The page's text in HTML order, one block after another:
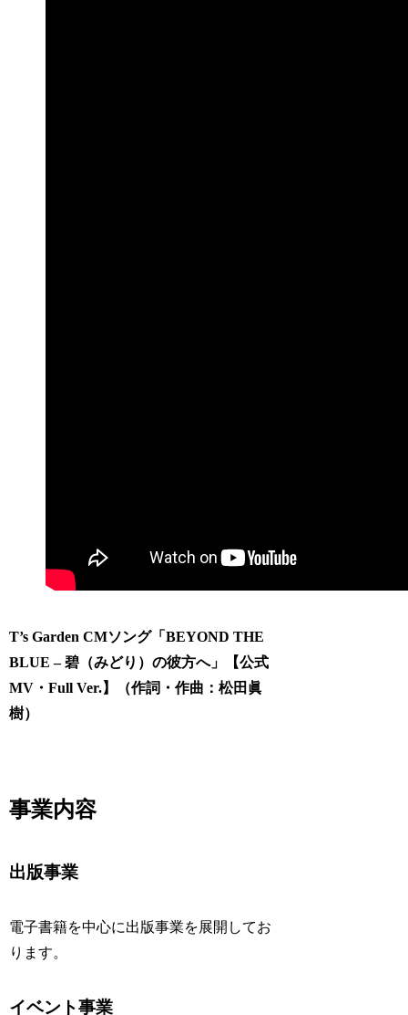
T’s Garden CMソング「BEYOND THE
BLUE – 碧（みどり）の彼方へ」【公式
MV・Full Ver.】（作詞・作曲：松田眞
樹）
事業内容
出版事業
電子書籍を中心に出版事業を展開してお
ります。
イベント事業